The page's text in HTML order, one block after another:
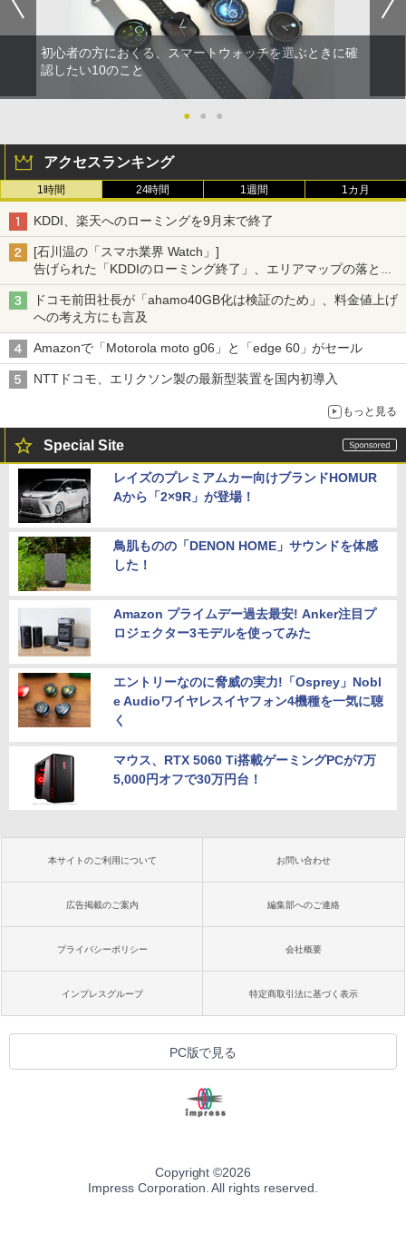
初心者の方におくる、スマートウォッチを選ぶときに確
認したい10のこと
● ● ●
アクセスランキング
1時間 24時間 1週間 1カ月
KDDI、楽天へのローミングを9月末で終了
[石川温の「スマホ業界 Watch」]
告げられた「KDDIのローミング終了」、エリアマップの落とし
穴と楽天モバイルの課題
ドコモ前田社長が「ahamo40GB化は検証のため」、料金値上げ
への考え方にも言及
Amazonで「Motorola moto g06」と「edge 60」がセール
NTTドコモ、エリクソン製の最新型装置を国内初導入
もっと見る
Special Site
レイズのプレミアムカー向けブランドHOMUR
Aから「2×9R」が登場！
鳥肌ものの「DENON HOME」サウンドを体感
した！
Amazon プライムデー過去最安! Anker注目プ
ロジェクター3モデルを使ってみた
エントリーなのに脅威の実力!「Osprey」Nobl
e Audioワイヤレスイヤフォン4機種を一気に聴
く
マウス、RTX 5060 Ti搭載ゲーミングPCが7万
5,000円オフで30万円台！
本サイトのご利用について お問い合わせ
広告掲載のご案内 編集部へのご連絡
プライバシーポリシー 会社概要
インプレスグループ 特定商取引法に基づく表示
PC版で見る
Copyright ©2026
Impress Corporation. All rights reserved.